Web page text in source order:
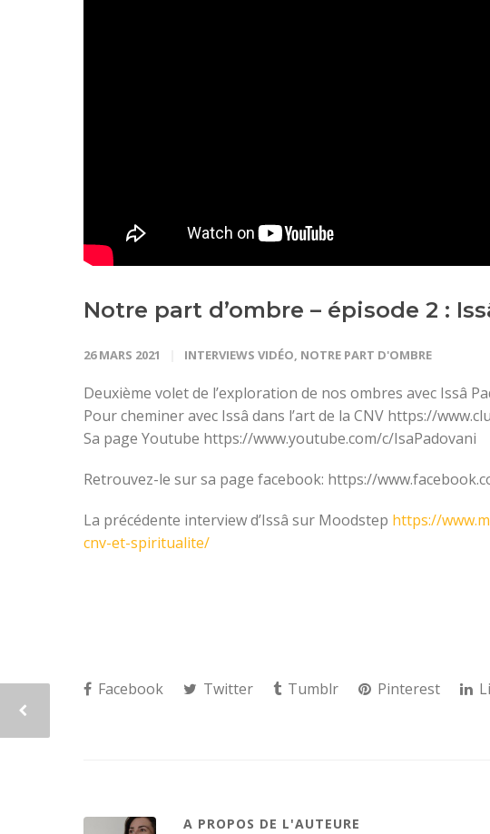
Notre part d’ombre – épisode 2 :
26 MARS 2021 INTERVIEWS VIDÉO, NOTRE PART D'OMBRE
Deuxième volet de l’exploration de nos ombres avec Issâ
Pour cheminer avec Issâ dans l’art de la CNV https://
Sa page Youtube https://www.youtube.com/c/IsaPadovani​
Retrouvez-le sur sa page facebook: https://
La précédente interview d’Issâ sur Moodstep https://
cnv-et-spiritualite/
Facebook Twitter Tumblr Pinterest
A PROPOS DE L'AUTEURE